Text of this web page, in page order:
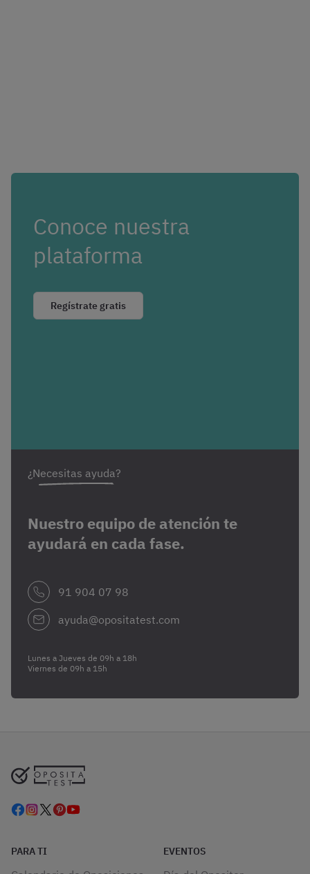
Conoce nuestra
plataforma
Regístrate gratis
¿Necesitas ayuda?
Nuestro equipo de atención te
ayudará en cada fase.
91 904 07 98
ayuda@opositatest.com
Lunes a Jueves de 09h a 18h
Viernes de 09h a 15h